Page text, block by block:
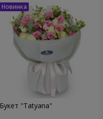
Букет "Tatyana"